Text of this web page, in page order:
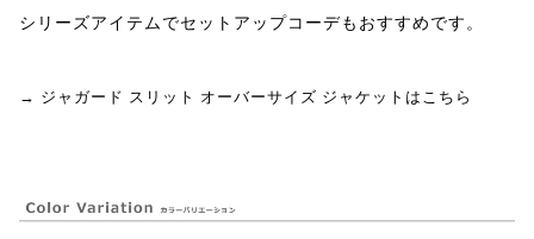
シリーズアイテムでセットアップコーデもおすすめです。
→ ジャガード スリット オーバーサイズ ジャケットはこちら